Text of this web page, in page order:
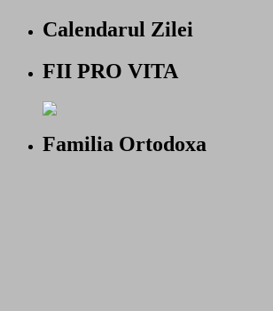
Calendarul Zilei
FII PRO VITA
Familia Ortodoxa